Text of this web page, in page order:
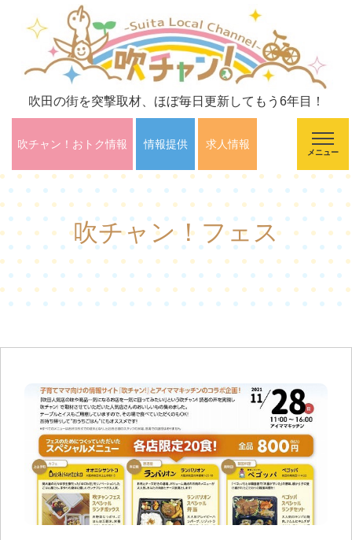
吹田の街を突撃取材、ほぼ毎日更新してもう6年目！
吹チャン！おトク情報 情報提供 求人情報
メニュー
吹チャン！フェス